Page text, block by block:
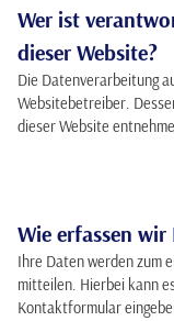
Wer ist
dieser Website?
Die Datenverarbeitung
Websitebetreiber.
dieser Website
Wie erfassen wir
Ihre Daten werden zum
mitteilen. Hierbei kann
Kontaktformular